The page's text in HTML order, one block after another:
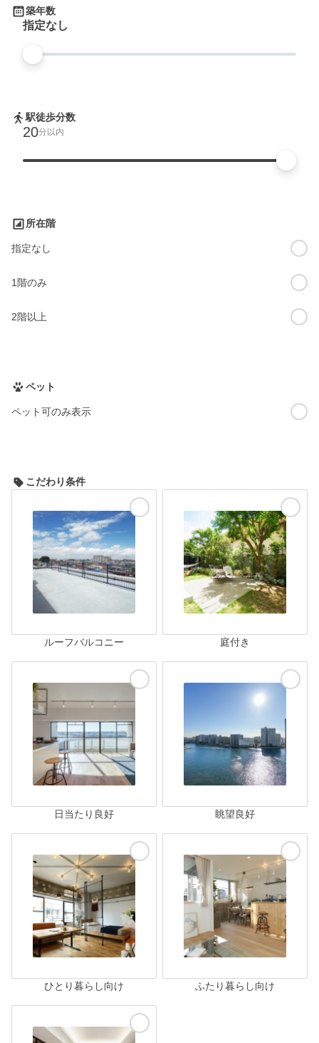
築年数
指定なし
駅徒歩分数
20分以内
所在階
指定なし
1階のみ
2階以上
ペット
ペット可のみ表示
こだわり条件
ルーフバルコニー 庭付き
日当たり良好 眺望良好
ひとり暮らし向け ふたり暮らし向け